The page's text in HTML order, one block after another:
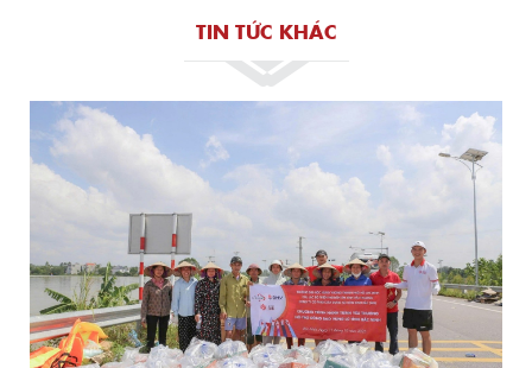
TIN TỨC KHÁC